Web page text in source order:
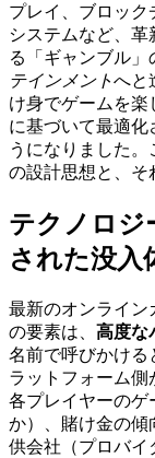
プレイ、ブロック
システムなど、
る「ギャンブル
テインメントへと
け身でゲームを楽
に基づいて最適化
うになりました
の設計思想と、そ
テクノロジ
された没入
最新のオンライン
の要素は、 高度な
名前で呼びかける
ラットフォーム側
各プレイヤーのゲ
か）、賭け金の傾
供会社（プロバイ